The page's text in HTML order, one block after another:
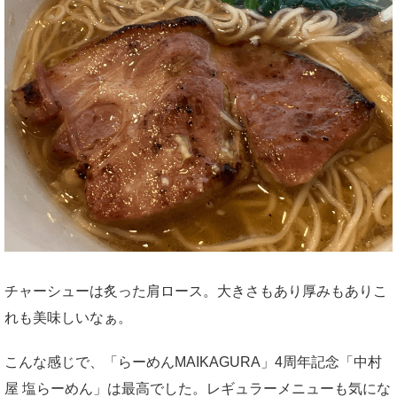
チャーシューは炙った肩ロース。大きさもあり厚みもありこ
れも美味しいなぁ。
こんな感じで、「らーめんMAIKAGURA」4周年記念「中村
屋 塩らーめん」は最高でした。レギュラーメニューも気にな